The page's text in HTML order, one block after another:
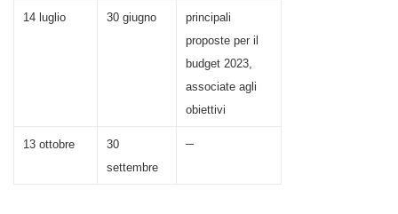
14 luglio 30 giugno
principali
proposte per il
budget 2023,
associate agli
obiettivi
13 ottobre
30
settembre
–